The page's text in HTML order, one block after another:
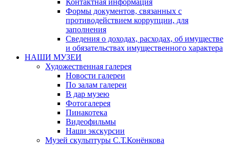
Контактная информация
Формы документов, связанных с
противодействием коррупции, для
заполнения
Сведения о доходах, расходах, об имуществе
и обязательствах имущественного характера
НАШИ МУЗЕИ
Художественная галерея
Новости галереи
По залам галереи
В дар музею
Фотогалерея
Пинакотека
Видеофильмы
Наши экскурсии
Музей скульптуры С.Т.Конёнкова